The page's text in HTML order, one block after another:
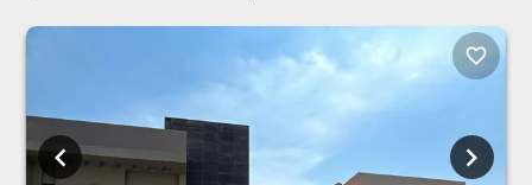
favorite_border
chevron_left chevron_right